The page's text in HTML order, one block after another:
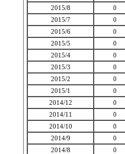
2015/8
0
2015/7
0
2015/6
0
2015/5
0
2015/4
0
2015/3
0
2015/2
0
2015/1
0
2014/12
0
2014/11
0
2014/10
0
2014/9
0
2014/8
0